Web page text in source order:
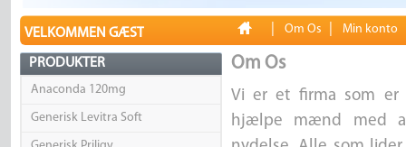
VELKOMMEN GÆST Om Os Min konto
PRODUKTER
Anaconda 120mg
Generisk Levitra Soft
Om Os
Vi er et firma som er
hjælpe mænd med